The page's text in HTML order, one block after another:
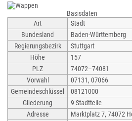
Basisdaten
Art
Stadt
Bundesland
Baden-Württemberg
Regierungsbezirk
Stuttgart
Höhe
157
PLZ
74072–74081
Vorwahl
07131, 07066
Gemeindeschlüssel
08121000
Gliederung
9 Stadtteile
Adresse
Marktplatz 7, 74072